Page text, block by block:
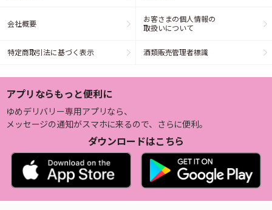
会社概要
お客さまの個人情報の
取扱いについて
特定商取引法に基づく表示 酒類販売管理者標識
アプリならもっと便利に
ゆめデリバリー専用アプリなら、
メッセージの通知がスマホに来るので、さらに便利。
ダウンロードはこちら